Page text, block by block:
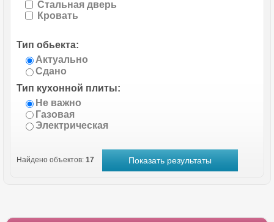
Стальная дверь
Кровать
Тип обьекта:
Актуально
Сдано
Тип кухонной плиты:
Не важно
Газовая
Электрическая
Найдено объектов: 17